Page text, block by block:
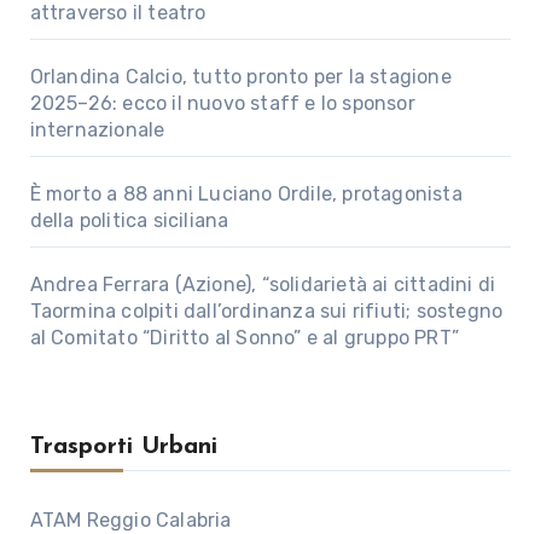
attraverso il teatro
Orlandina Calcio, tutto pronto per la stagione
2025–26: ecco il nuovo staff e lo sponsor
internazionale
È morto a 88 anni Luciano Ordile, protagonista
della politica siciliana
Andrea Ferrara (Azione), “solidarietà ai cittadini di
Taormina colpiti dall’ordinanza sui rifiuti; sostegno
al Comitato “Diritto al Sonno” e al gruppo PRT”
Trasporti Urbani
ATAM Reggio Calabria